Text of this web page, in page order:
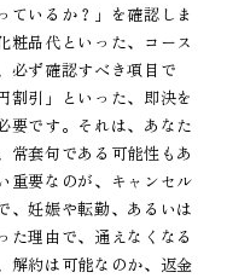
ているか？」を確認しま
粧品代といった、コース
必ず確認すべき項目で
割引」といった、即決を
要です。それは、あなた
常套句である可能性もあ
重要なのが、キャンセル
、妊娠や転勤、あるいは
た理由で、通えなくなる
解約は可能なのか、返金